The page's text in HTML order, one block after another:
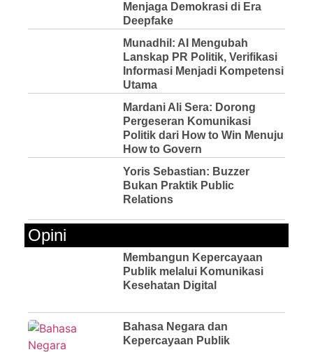
Menjaga Demokrasi di Era
Deepfake
Munadhil: AI Mengubah
Lanskap PR Politik, Verifikasi
Informasi Menjadi Kompetensi
Utama
Mardani Ali Sera: Dorong
Pergeseran Komunikasi
Politik dari How to Win Menuju
How to Govern
Yoris Sebastian: Buzzer
Bukan Praktik Public
Relations
Opini
Membangun Kepercayaan
Publik melalui Komunikasi
Kesehatan Digital
Bahasa Negara dan
Kepercayaan Publik